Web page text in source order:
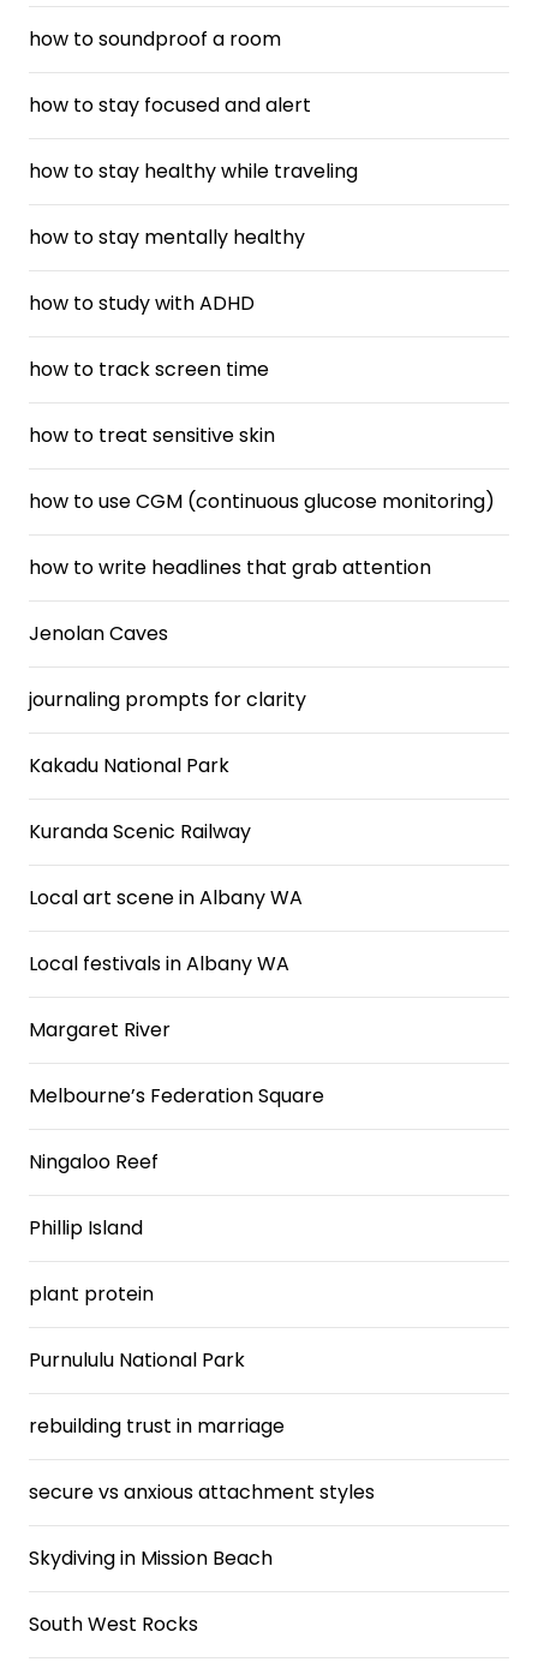
how to soundproof a room
how to stay focused and alert
how to stay healthy while traveling
how to stay mentally healthy
how to study with ADHD
how to track screen time
how to treat sensitive skin
how to use CGM (continuous glucose monitoring)
how to write headlines that grab attention
Jenolan Caves
journaling prompts for clarity
Kakadu National Park
Kuranda Scenic Railway
Local art scene in Albany WA
Local festivals in Albany WA
Margaret River
Melbourne’s Federation Square
Ningaloo Reef
Phillip Island
plant protein
Purnululu National Park
rebuilding trust in marriage
secure vs anxious attachment styles
Skydiving in Mission Beach
South West Rocks